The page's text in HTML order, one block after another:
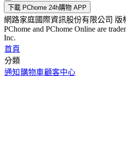
下載 PChome 24h購物 APP
網路家庭國際資訊股份有限公司 版
PChome and PChome Online are
Inc.
首頁
分類
通知 購物車顧客中心